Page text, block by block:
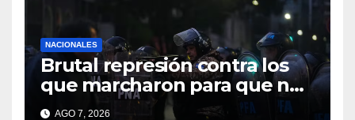
NACIONALES
Brutal represión contra los
que marcharon para que no
se venda la patria
AGO 7, 2026